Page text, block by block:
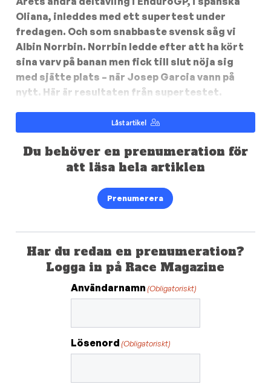
Oliana, inleddes med ett supertest under
fredagen. Och som snabbaste svensk såg vi
Albin Norrbin. Norrbin ledde efter att ha kört
sina varv på banan men fick till slut nöja sig
med sjätte plats – när Josep Garcia vann på
nytt. Här är resultaten från supertestet.
Låst artikel
Du behöver en prenumeration för
att läsa hela artiklen
Prenumerera
Har du redan en prenumeration?
Logga in på Race Magazine
Användarnamn (Obligatoriskt)
Lösenord (Obligatoriskt)